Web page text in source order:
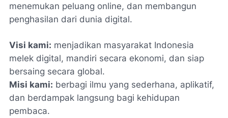
menemukan peluang online, dan membangun
penghasilan dari dunia digital.
Visi kami: menjadikan masyarakat Indonesia
melek digital, mandiri secara ekonomi, dan siap
bersaing secara global.
Misi kami: berbagi ilmu yang sederhana, aplikatif,
dan berdampak langsung bagi kehidupan
pembaca.